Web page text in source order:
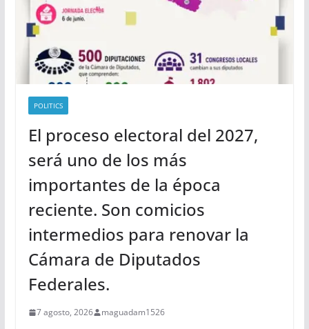
POLITICS
El proceso electoral del 2027,
será uno de los más
importantes de la época
reciente. Son comicios
intermedios para renovar la
Cámara de Diputados
Federales.
7 agosto, 2026 maguadam1526